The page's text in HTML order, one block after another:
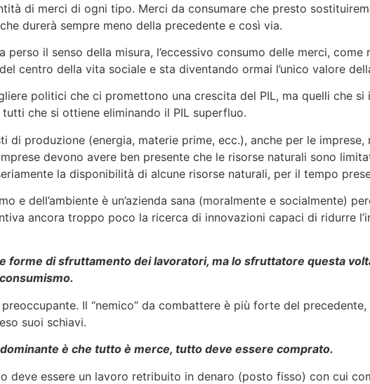
di merci di ogni tipo. Merci da consumare che presto
durerà sempre meno della precedente e così via.
perso il senso della misura, l’eccessivo consumo delle merci,
centro della vita sociale e sta diventando ormai l’unico valore
politici che ci promettono una crescita del PIL, ma quelli che si
che si ottiene eliminando il PIL superfluo.
di produzione (energia, materie prime, ecc.), anche per le
devono avere ben presente che le risorse naturali sono
la disponibilità di alcune risorse naturali, per il tempo
e dell’ambiente è un’azienda sana (moralmente e socialmente)
ancora troppo poco la ricerca di innovazioni capaci di ridurre
forme di sfruttamento dei lavoratori, ma lo sfruttatore questa
Il “nemico” da combattere è più forte del
suoi schiavi.
è che tutto è merce, tutto deve essere comprato.
deve essere un lavoro retribuito in denaro (posto fisso) con cui